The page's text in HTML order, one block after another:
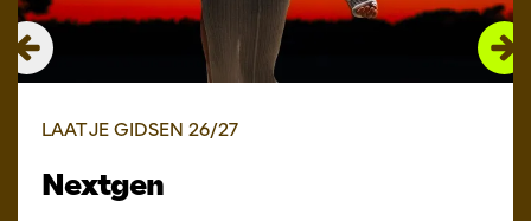
Nextgen
LAAT JE GIDSEN 26/27